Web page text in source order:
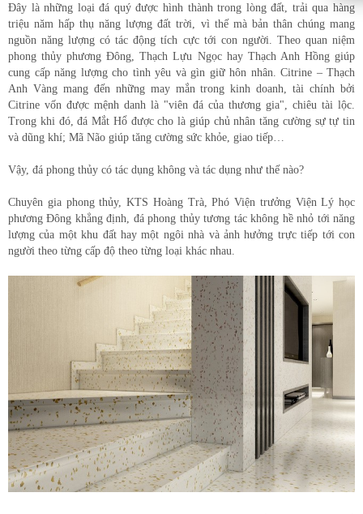
Đây là những loại đá quý được hình thành trong lòng đất, trải qua hàng
triệu năm hấp thụ năng lượng đất trời, vì thế mà bản thân chúng mang
nguồn năng lượng có tác động tích cực tới con người. Theo quan niệm
phong thủy phương Đông, Thạch Lựu Ngọc hay Thạch Anh Hồng giúp
cung cấp năng lượng cho tình yêu và gìn giữ hôn nhân. Citrine – Thạch
Anh Vàng mang đến những may mắn trong kinh doanh, tài chính bởi
Citrine vốn được mệnh danh là "viên đá của thương gia", chiêu tài lộc.
Trong khi đó, đá Mắt Hổ được cho là giúp chủ nhân tăng cường sự tự tin
và dũng khí; Mã Não giúp tăng cường sức khỏe, giao tiếp…
Vậy, đá phong thủy có tác dụng không và tác dụng như thế nào?
Chuyên gia phong thủy, KTS Hoàng Trà, Phó Viện trưởng Viện Lý học
phương Đông khẳng định, đá phong thủy tương tác không hề nhỏ tới năng
lượng của một khu đất hay một ngôi nhà và ảnh hưởng trực tiếp tới con
người theo từng cấp độ theo từng loại khác nhau.